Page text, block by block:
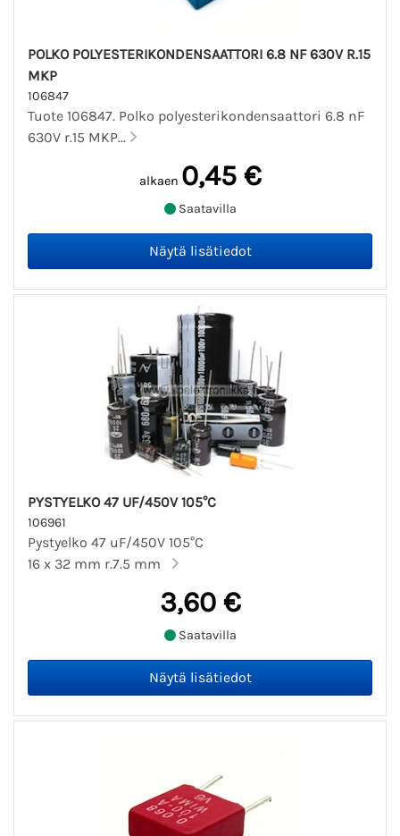
POLKO POLYESTERIKONDENSAATTORI 6.8 NF 630V R.15
MKP
106847
Tuote 106847. Polko polyesterikondensaattori 6.8 nF
630V r.15 MKP...
alkaen 0,45 €
Saatavilla
PYSTYELKO 47 UF/450V 105°C
106961
Pystyelko 47 uF/450V 105°C
16 x 32 mm r.7.5 mm
3,60 €
Saatavilla